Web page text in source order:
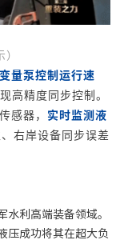
量泵控制运行速
精度同步控制。
感器， 实时监测液
右岸设备同步误差
水利高端装备领域。
压成功将其在超大负